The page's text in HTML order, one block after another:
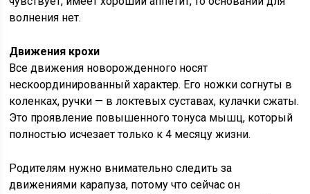
волнения нет.
Движения крохи
Все движения новорожденного носят
нескоординированный характер. Его ножки согнуты в
коленках, ручки — в локтевых суставах, кулачки сжаты.
Это проявление повышенного тонуса мышц, который
полностью исчезает только к 4 месяцу жизни.
Родителям нужно внимательно следить за
движениями карапуза, потому что сейчас он